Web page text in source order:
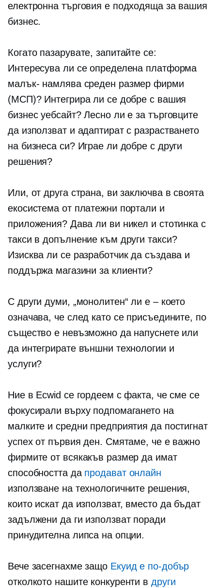
електронна търговия е подходяща за вашия
бизнес.
Когато пазарувате, запитайте се:
Интересува ли се определена платформа
малък- намлява среден размер фирми
(МСП)? Интегрира ли се добре с вашия
бизнес уебсайт? Лесно ли е за търговците
да използват и адаптират с разрастването
на бизнеса си? Играе ли добре с други
решения?
Или, от друга страна, ви заключва в своята
екосистема от платежни портали и
приложения? Дава ли ви никел и стотинка с
такси в допълнение към други такси?
Изисква ли се разработчик да създава и
поддържа магазини за клиенти?
С други думи, „монолитен“ ли е – което
означава, че след като се присъедините, по
същество е невъзможно да напуснете или
да интегрирате външни технологии и
услуги?
Ние в Ecwid се гордеем с факта, че сме се
фокусирали върху подпомагането на
малките и средни предприятия да постигнат
успех от първия ден. Смятаме, че е важно
фирмите от всякакъв размер да имат
способността да продават онлайн
използване на технологичните решения,
които искат да използват, вместо да бъдат
задължени да ги използват поради
принудителна липса на опции.
Вече засегнахме защо Екуид е по-добър
отколкото нашите конкуренти в други